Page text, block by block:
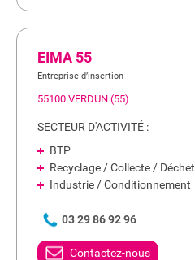
EIMA 55
Entreprise d’insertion
55100 VERDUN (55)
SECTEUR D'ACTIVITÉ :
BTP
Recyclage / Collecte / Déchet
Industrie / Conditionnement
03 29 86 92 96
Contactez-nous